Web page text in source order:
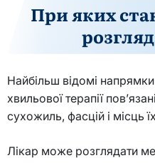
При яких
Найбільш відомі
хвильової терапії
сухожиль, фасцій і місць
Лікар може розглядати